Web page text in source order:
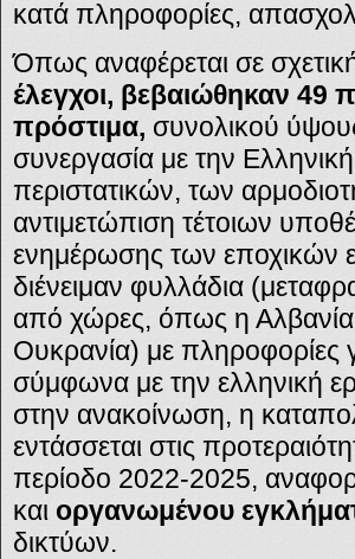
κατά πληροφορίες,
Όπως αναφέρεται σε
έλεγχοι, βεβαιώθηκαν 49
πρόστιμα, συνολικού
συνεργασία με την
περιστατικών, των
αντιμετώπιση τέτοιων
ενημέρωσης των εποχικών
διένειμαν φυλλάδια
από χώρες, όπως η
Ουκρανία) με πληροφορίες
σύμφωνα με την ελληνική
στην ανακοίνωση, η
εντάσσεται στις
περίοδο 2022-2025,
και οργανωμένου
δικτύων.